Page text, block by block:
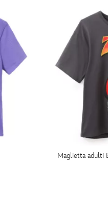
Maglietta adulti